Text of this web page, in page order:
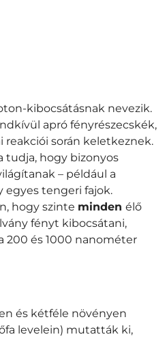
kibocsátásnak nevezik.
apró fényrészecskék,
reakciói során keletkeznek.
tudja, hogy bizonyos
– például a
egyes tengeri fajok.
hogy szinte minden élő
fényt kibocsátani,
200 és 1000 nanométer
és kétféle növényen
levelein) mutatták ki,